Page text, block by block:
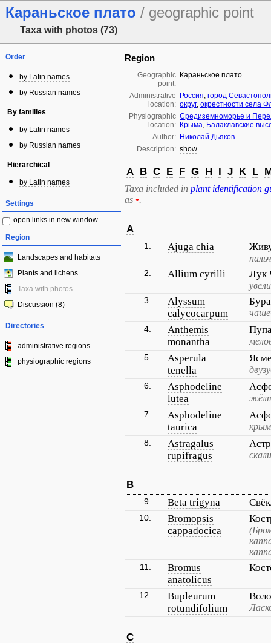
Караньское плато / geographic point
Taxa with photos (73)
Order
by Latin names
by Russian names
By families
by Latin names
by Russian names
Hierarchical
by Latin names
Settings
open links in new window
Region
Landscapes and habitats
Plants and lichens
Taxa with photos
Discussion (8)
Directories
administrative regions
physiographic regions
Region
Geographic
point:
Караньское плато
Administrative
location:
Россия, город
округ, окрестности села
Physiographic
location:
Средиземноморье и
Крыма, Балаклавские
Author: Николай Дьяков
Description: show
A B C E F G H I J K L
Taxa included in plant identification
as •.
A
1. Ajuga chia
2. Allium cyrilli Лук
3.
Alyssum
calycocarpum
4.
Anthemis
monantha
5.
Asperula
tenella
6.
Asphodeline
lutea
7.
Asphodeline
taurica
8.
Astragalus
rupifragus
B
9. Beta trigyna
10.
Bromopsis
cappadocica
11.
Bromus
anatolicus
12.
Bupleurum
rotundifolium
C